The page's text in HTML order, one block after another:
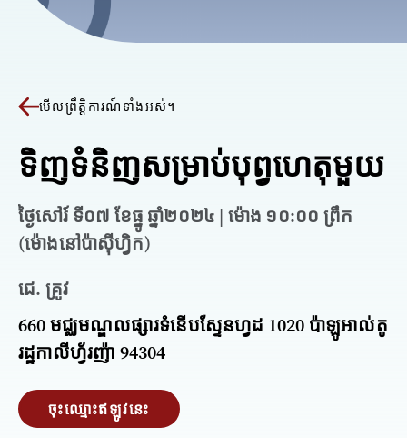
មើលព្រឹត្តិការណ៍ទាំងអស់។
ទិញទំនិញសម្រាប់បុព្វហេតុមួយ
ថ្ងៃសៅរ៍ ទី០៧ ខែធ្នូ ឆ្នាំ២០២៤ | ម៉ោង ១០:០០ ព្រឹក
(ម៉ោងនៅប៉ាស៊ីហ្វិក)
ជេ. គ្រូវ
660 មជ្ឈមណ្ឌលផ្សារទំនើបស្ទែនហ្វដ 1020 ប៉ាឡូអាល់តូ
រដ្ឋកាលីហ្វ័រញ៉ា 94304
ចុះឈ្មោះឥឡូវនេះ